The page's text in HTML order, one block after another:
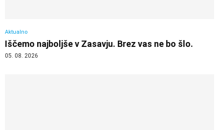
Aktualno
Iščemo najboljše v Zasavju. Brez vas ne bo šlo.
05. 08. 2026